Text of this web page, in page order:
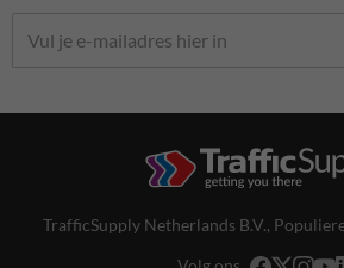
TrafficSupply Netherlands B.V.,